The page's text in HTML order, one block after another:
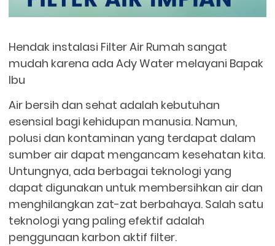
Hendak instalasi Filter Air Rumah sangat
mudah karena ada Ady Water melayani Bapak
Ibu
Air bersih dan sehat adalah kebutuhan
esensial bagi kehidupan manusia. Namun,
polusi dan kontaminan yang terdapat dalam
sumber air dapat mengancam kesehatan kita.
Untungnya, ada berbagai teknologi yang
dapat digunakan untuk membersihkan air dan
menghilangkan zat-zat berbahaya. Salah satu
teknologi yang paling efektif adalah
penggunaan karbon aktif filter.